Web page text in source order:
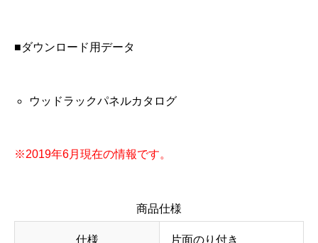
■ダウンロード用データ
ウッドラックパネルカタログ
※2019年6月現在の情報です。
商品仕様
仕様 片面のり付き